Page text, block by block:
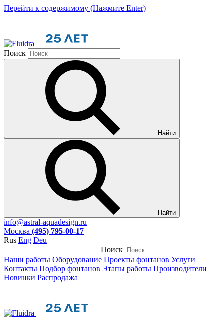
Перейти к содержимому (Нажмите Enter)
Поиск
Найти
Найти
info@astral-aquadesign.ru
Москва (495) 795-00-17
Rus Eng Deu
Поиск
Наши работы Оборудование Проекты фонтанов Услуги
Контакты Подбор фонтанов Этапы работы Производители
Новинки Распродажа